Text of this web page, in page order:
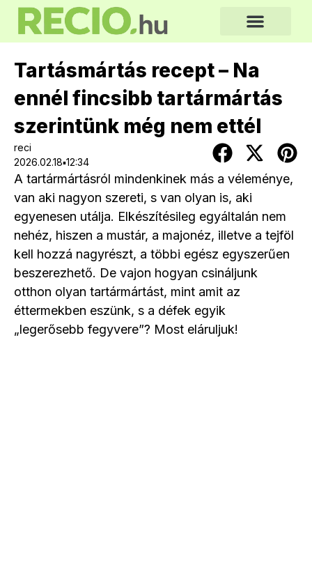
Tartásmártás recept – Na
ennél fincsibb tartármártás
szerintünk még nem ettél
reci
2026.02.18▪12:34
A tartármártásról mindenkinek más a véleménye,
van aki nagyon szereti, s van olyan is, aki
egyenesen utálja. Elkészítésileg egyáltalán nem
nehéz, hiszen a mustár, a majonéz, illetve a tejföl
kell hozzá nagyrészt, a többi egész egyszerűen
beszerezhető. De vajon hogyan csináljunk
otthon olyan tartármártást, mint amit az
éttermekben eszünk, s a défek egyik
„legerősebb fegyvere”? Most eláruljuk!